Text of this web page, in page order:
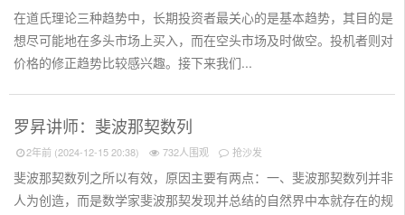
在道氏理论三种趋势中，长期投资者最关心的是基本趋势，其目的是
想尽可能地在多头市场上买入，而在空头市场及时做空。投机者则对
价格的修正趋势比较感兴趣。接下来我们...
罗昇讲师：斐波那契数列
2年前 (2024-12-15 20:38) 732人围观 抢沙发
斐波那契数列之所以有效，原因主要有两点：一、斐波那契数列并非
人为创造，而是数学家斐波那契发现并总结的自然界中本就存在的规